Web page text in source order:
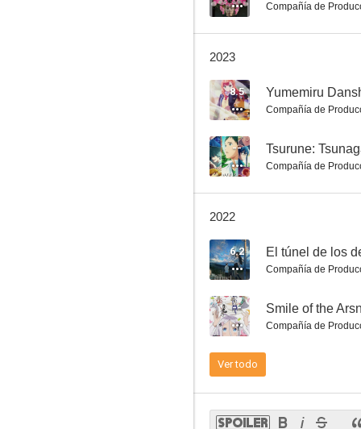
Hunter × Hunter
8.0
K-ON!
Compañía de
2023
8.5
Compañía de
-- Tsurune:
Compañía de
2022
6.2 El túnel de los
Compañía de
-- Smile of the
Compañía de
Ver todo